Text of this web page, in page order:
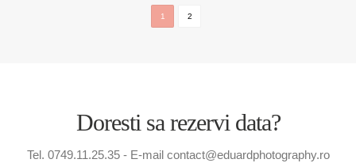
1 2
Doresti sa rezervi data?
Tel. 0749.11.25.35 - E-mail contact@eduardphotography.ro